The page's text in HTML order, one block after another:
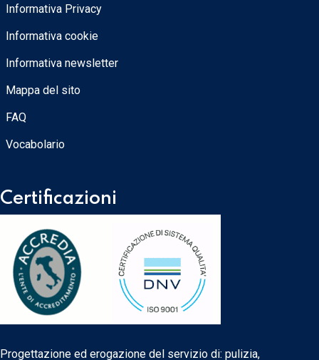
Informativa Privacy
Informativa cookie
Informativa newsletter
Mappa del sito
FAQ
Vocabolario
Certificazioni
Progettazione ed erogazione del servizio di: pulizia,